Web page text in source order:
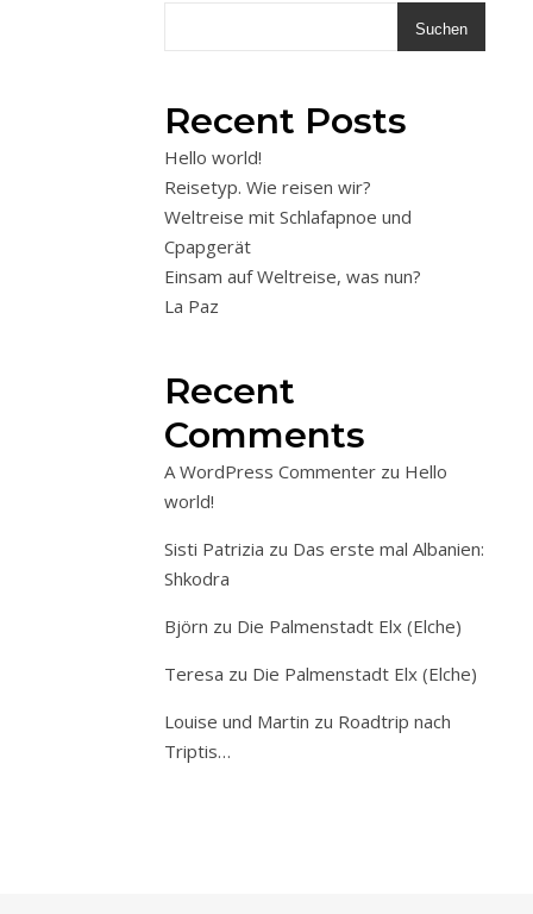
Suchen
Recent Posts
Hello world!
Reisetyp. Wie reisen wir?
Weltreise mit Schlafapnoe und
Cpapgerät
Einsam auf Weltreise, was nun?
La Paz
Recent
Comments
A WordPress Commenter zu Hello
world!
Sisti Patrizia zu Das erste mal Albanien:
Shkodra
Björn zu Die Palmenstadt Elx (Elche)
Teresa zu Die Palmenstadt Elx (Elche)
Louise und Martin zu Roadtrip nach
Triptis…